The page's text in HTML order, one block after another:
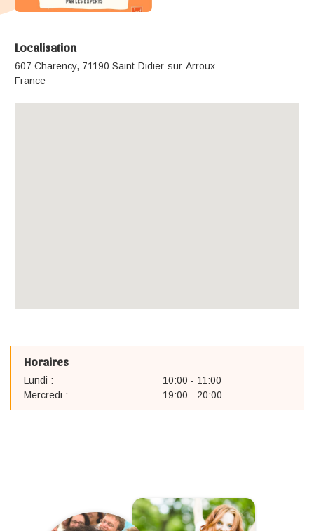
Localisation
607 Charency, 71190 Saint-Didier-sur-Arroux
France
Horaires
Lundi :
10:00 - 11:00
Mercredi :
19:00 - 20:00